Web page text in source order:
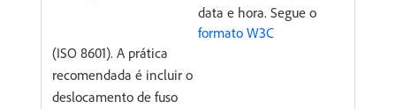
data e hora. Segue o
formato W3C
(ISO 8601). A prática
recomendada é incluir o
deslocamento de fuso